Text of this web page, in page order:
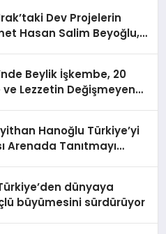
Dev Projelerin
Hasan Salim Beyoğlu,
Beylik İşkembe, 20
ve Lezzetin Değişmeyen
Hanoğlu Türkiye’yi
Arenada Tanıtmayı
dünyaya
büyümesini sürdürüyor